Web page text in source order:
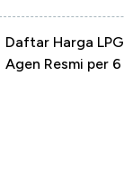
Daftar Harga
Agen Resmi per